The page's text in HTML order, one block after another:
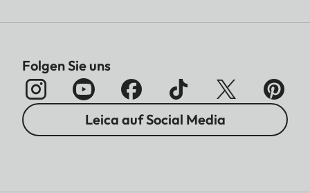
Folgen Sie uns
Leica auf Social Media